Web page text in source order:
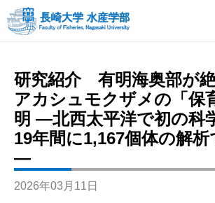
研究紹介 有明海奥部が
アカシュモクザメの「保
明 —北西太平洋で初の科
19年間に1,167個体の解
—
2026年03月11日